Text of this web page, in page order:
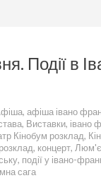
Події в
, афіша івано
, Виставки, івано
Кінобум розклад,
, концерт,
, події у івано-
сага